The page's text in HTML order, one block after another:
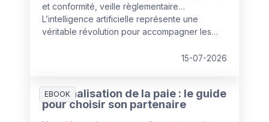
et conformité, veille règlementaire…
L’intelligence artificielle représente une
véritable révolution pour accompagner les
ouvre la voie à un gestionnaire « augmenté »,
15-07-2026
EBOOK
Externalisation de la paie : le guide
pour choisir son partenaire